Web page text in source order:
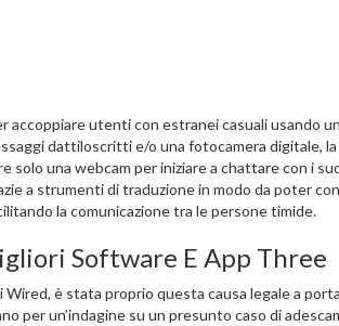
utenti con estranei casuali usando
dattiloscritti e/o una fotocamera digitale, la
solo una webcam per iniziare a chattare con i
a strumenti di traduzione in modo da poter
la comunicazione tra le persone timide.
Software E App Three
è stata proprio questa causa legale a
per un’indagine su un presunto caso di